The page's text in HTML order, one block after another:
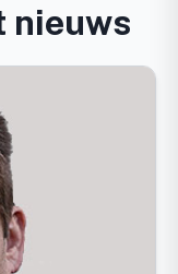
nieuws